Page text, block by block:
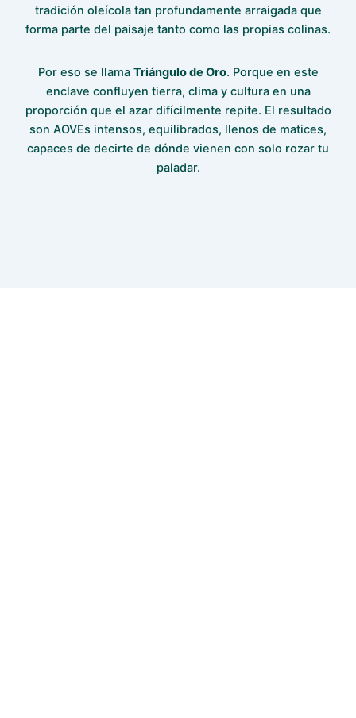
tradición oleícola tan profundamente arraigada que
forma parte del paisaje tanto como las propias colinas.
Por eso se llama Triángulo de Oro. Porque en este
enclave confluyen tierra, clima y cultura en una
proporción que el azar difícilmente repite. El resultado
son AOVEs intensos, equilibrados, llenos de matices,
capaces de decirte de dónde vienen con solo rozar tu
paladar.